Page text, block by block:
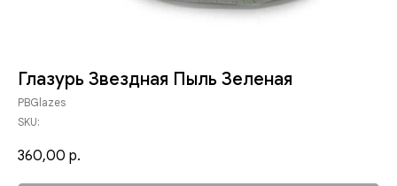
Глазурь Звездная Пыль Зеленая
PBGlazes
SKU:
360,00 р.